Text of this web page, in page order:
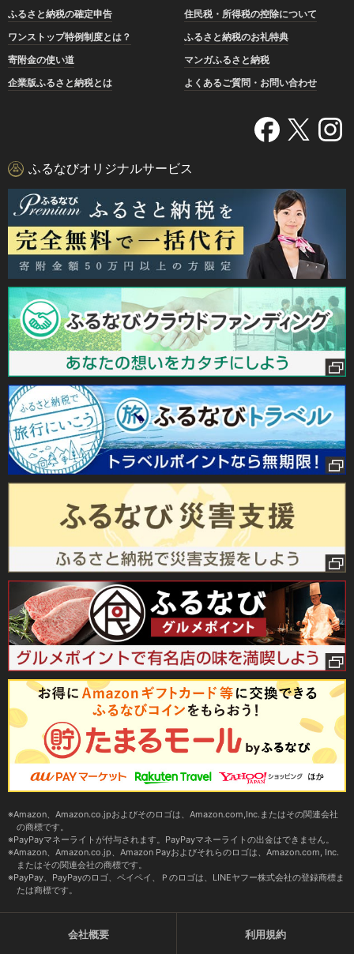
ふるさと納税の確定申告
住民税・所得税の控除について
ワンストップ特例制度とは？
ふるさと納税のお礼特典
寄附金の使い道
マンガふるさと納税
企業版ふるさと納税とは
よくあるご質問・お問い合わせ
ふるなびオリジナルサービス
Amazon、Amazon.co.jpおよびそのロゴは、Amazon.com,Inc.またはその関連会社
の商標です。
PayPayマネーライトが付与されます。PayPayマネーライトの出金はできません。
Amazon、Amazon.co.jp、Amazon Payおよびそれらのロゴは、Amazon.com, Inc.
またはその関連会社の商標です。
PayPay、PayPayのロゴ、ペイペイ、Ｐのロゴは、LINEヤフー株式会社の登録商標ま
たは商標です。
会社概要 利用規約